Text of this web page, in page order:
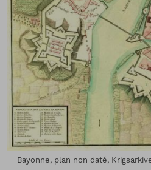
Bayonne, plan non daté,